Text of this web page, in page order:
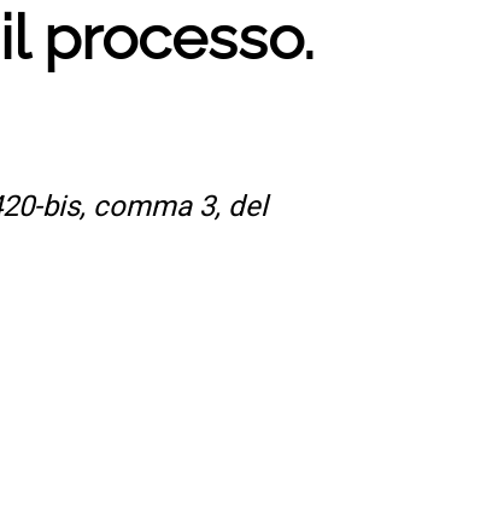
processo.
bis, comma 3, del